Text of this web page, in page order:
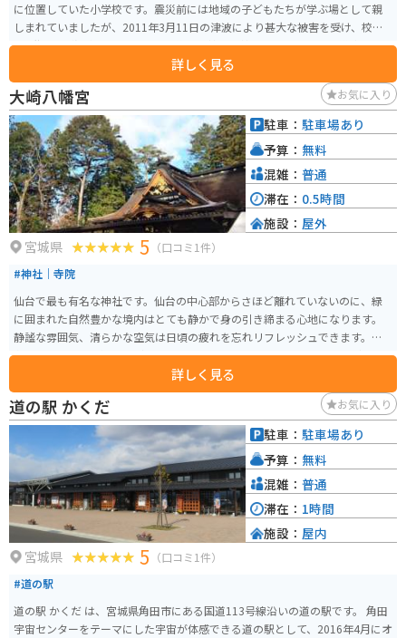
に位置していた小学校です。震災前には地域の子どもたちが学ぶ場として親
しまれていましたが、2011年3月11日の津波により甚大な被害を受け、校舎
の1階部分が浸水しました。 その後、学校は閉校となり、現在は震災遺構とし
て保存されています。当時の被害状況を目の当たりにすることができます。校
舎内には津波の痕跡や避難の際の様子を伝える展示があり、震災の恐ろしさ
と命の大切さを学ぶ場として公開されています。
詳しく見る
大崎八幡宮 お気に入り
宮城県 5 （口コミ1件）
#神社｜寺院
仙台で最も有名な神社です。仙台の中心部からさほど離れていないのに、緑
に囲まれた自然豊かな境内はとても静かで身の引き締まる心地になります。
静謐な雰囲気、清らかな空気は日頃の疲れを忘れリフレッシュできます。有
名なプロスポーツ選手などもお参りに来るので、サイン入りの絵馬などを見
つけることもできます。 お茶屋さんで休憩もでき、どなたにもオススメのス
ポットです。
詳しく見る
駐車： 駐車場あり
予算： 無料
混雑： 普通
滞在： 0.5時間
施設： 屋外
道の駅 かくだ お気に入り
宮城県 5 （口コミ1件）
#道の駅
道の駅 かくだ は、宮城県角田市にある国道113号線沿いの道の駅です。 角田
宇宙センターをテーマにした宇宙が体感できる道の駅として、2016年4月にオ
駐車： 駐車場あり
予算： 無料
混雑： 普通
滞在： 1時間
施設： 屋内